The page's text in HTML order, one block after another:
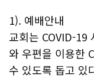
1). 예배안내
교회는 COVID-19
와 우편을 이용한
수 있도록 돕고 있